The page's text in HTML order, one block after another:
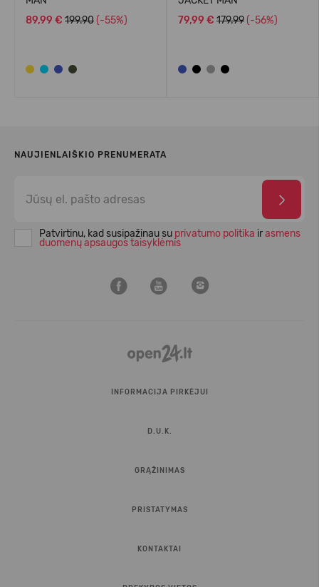
89,99 € 199.90 (-55%)
79,99 € 179.99 (-56%)
NAUJIENLAIŠKIO PRENUMERATA
Patvirtinu, kad susipažinau su privatumo politika irasmens
duomenų apsaugos taisyklėmis
INFORMACIJA PIRKĖJUI
D.U.K.
GRĄŽINIMAS
PRISTATYMAS
KONTAKTAI